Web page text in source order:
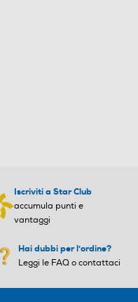
Iscriviti a Star Club
accumula punti e
vantaggi
Hai dubbi per l'ordine?
Leggi le FAQ o contattaci